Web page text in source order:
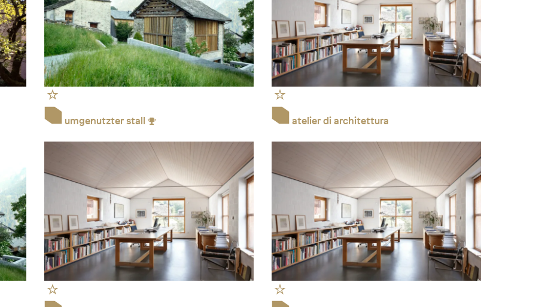
umgenutzter stall atelier di architettura